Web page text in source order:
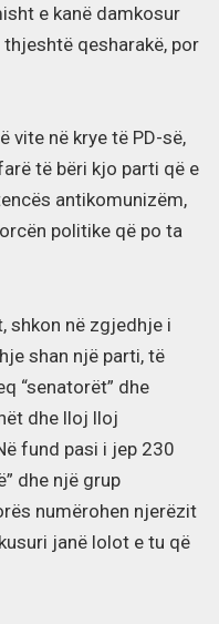
e kanë damkosur
qesharakë, por
vite në krye të PD-së,
të bëri kjo parti që e
antikomunizëm,
politike që po ta
shkon në zgjedhje i
shan një parti, të
“senatorët” dhe
dhe lloj lloj
fund pasi i jep 230
dhe një grup
numërohen njerëzit
janë lolot e tu që